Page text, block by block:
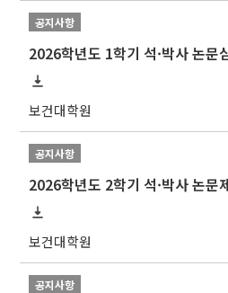
공지사항
보건대학원
공지사항
보건대학원
공지사항